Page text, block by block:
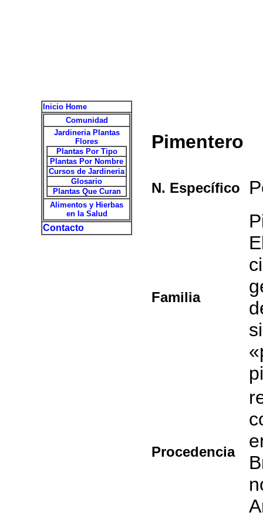
Inicio Home
Comunidad
Jardineria Plantas
Flores
Plantas Por Tipo
Plantas Por Nombre
Cursos de Jardineria
Glosario
Plantas Que Curan
Alimentos y Hierbas
en la Salud
Contacto
Pimentero
N. Específico
Familia
Procedencia